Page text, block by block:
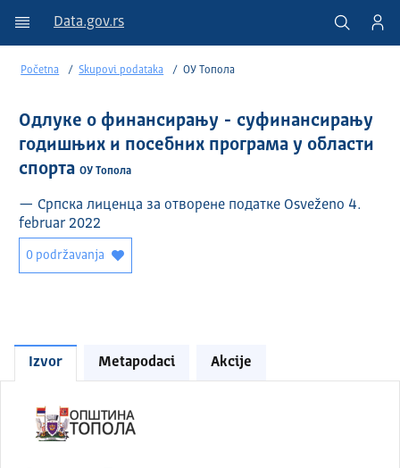
Data.gov.rs
Početna Skupovi podataka ОУ Топола
Одлуке о финансирању - суфинансирању
годишњих и посебних програма у области
спортаОУ Топола
— Српска лиценца за отворене податке Osveženo 4.
februar 2022
0 podržavanja
Izvor Metapodaci Akcije